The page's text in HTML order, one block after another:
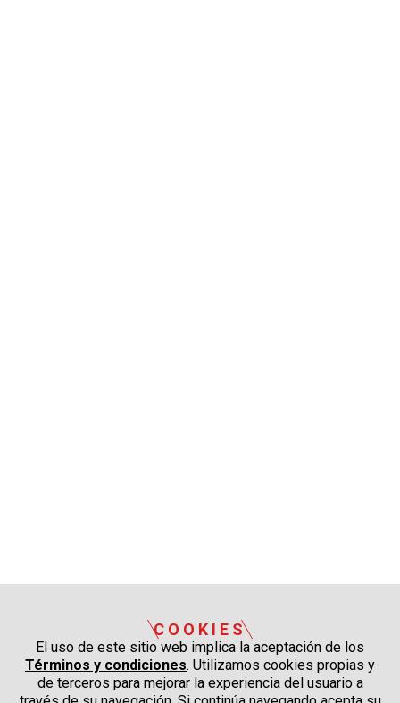
COOKIES
El uso de este sitio web implica la aceptación de los
Términos y condiciones. Utilizamos cookies propias y
de terceros para mejorar la experiencia del usuario a